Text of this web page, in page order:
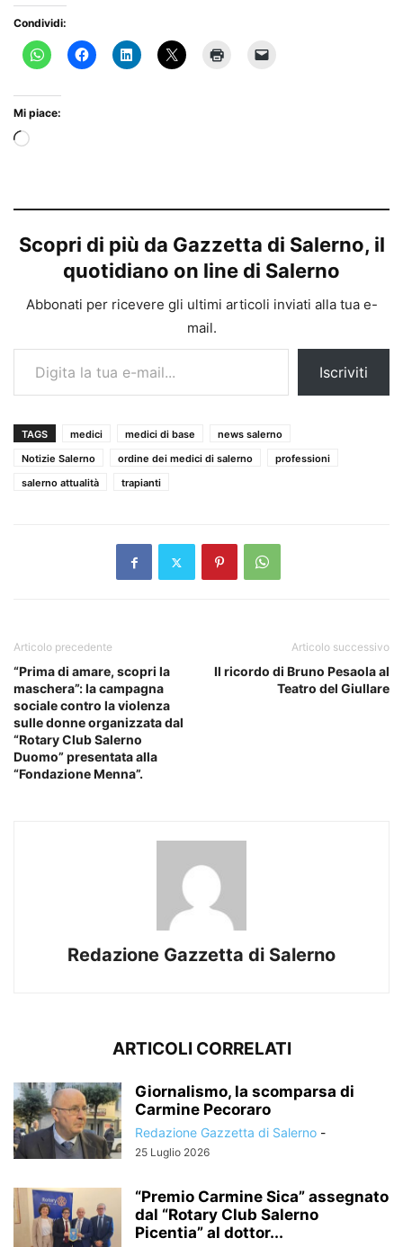
Condividi:
Mi piace:
Caricamento
Scopri di più da Gazzetta di Salerno, il
quotidiano on line di Salerno
Abbonati per ricevere gli ultimi articoli inviati alla tua e-
mail.
Digita la tua e-mail...
Iscriviti
TAGS medici medici di base
news salerno
Notizie Salerno
ordine dei medici di salerno
professioni
salerno attualità
trapianti
Articolo precedente
“Prima di amare, scopri la
maschera”: la campagna
sociale contro la violenza
sulle donne organizzata dal
“Rotary Club Salerno
Duomo” presentata alla
“Fondazione Menna”.
Articolo successivo
Il ricordo di Bruno Pesaola al
Teatro del Giullare
Redazione Gazzetta di Salerno
ARTICOLI CORRELATI
Giornalismo, la scomparsa di
Carmine Pecoraro
Redazione Gazzetta di Salerno -
25 Luglio 2026
“Premio Carmine Sica” assegnato
dal “Rotary Club Salerno
Picentia” al dottor...